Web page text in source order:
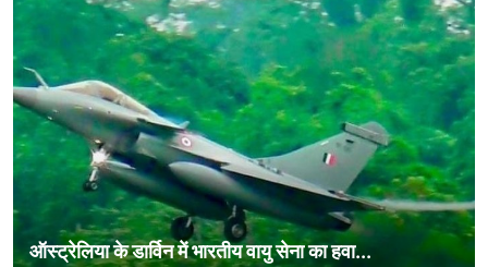
ऑस्ट्रेलिया के डार्विन में भारतीय वायु सेना का हवा...